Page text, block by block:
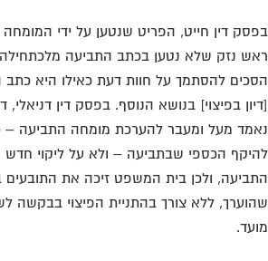
דין חייט, הפריט שנטען על ידי המומחה
נזק שלא נטען בכתב התביעה מלכתחילה,
להסתמך על חוות דעת כאילו היא כתב
בפיצוי] בנושא הנוסף. בפסק דין דניאלי,
מעל ומעבר להערכת מומחה התביעה –
הכספי שבתביעה – ולא על ליקוי חדש
ולכן בית המשפט זיכה את התובעים
ללא צורך בהתניית הפיצוי בבקשה